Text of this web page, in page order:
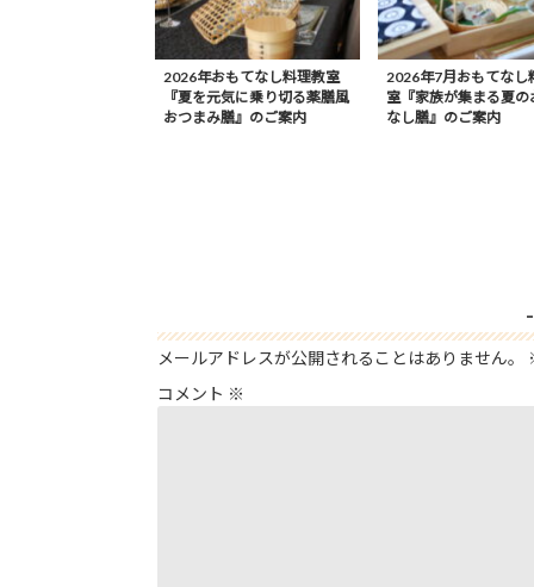
2026年おもてなし料理教室
『夏を元気に乗り切る薬膳風
おつまみ膳』のご案内
2026年7月おもてなし
室『家族が集まる夏の
なし膳』のご案内
メールアドレスが公開されることはありません。
コメント ※